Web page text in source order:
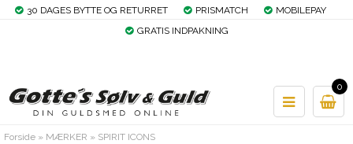
30 DAGES BYTTE OG RETURRET PRISMATCH
MOBILEPAY
GRATIS INDPAKNING
0
Forside » MÆRKER » SPIRIT ICONS